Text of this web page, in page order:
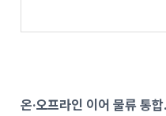
온·오프라인 이어 물류 통